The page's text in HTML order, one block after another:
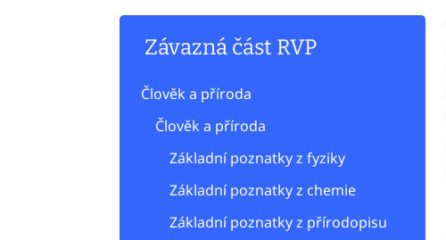
Závazná část RVP
Člověk a příroda
Člověk a příroda
Základní poznatky z fyziky
Základní poznatky z chemie
Základní poznatky z přírodopisu